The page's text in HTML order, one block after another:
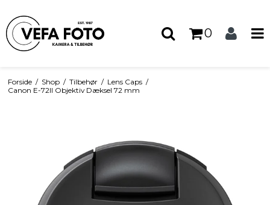
0
Forside / Shop / Tilbehør / Lens Caps /
Canon E-72II Objektiv Dæksel 72 mm